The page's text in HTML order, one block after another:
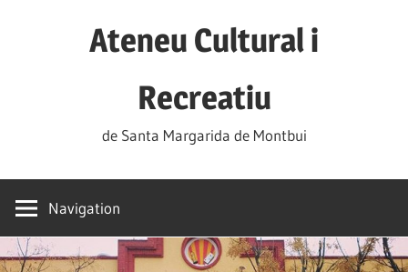
Ateneu Cultural i
Recreatiu
de Santa Margarida de Montbui
Navigation